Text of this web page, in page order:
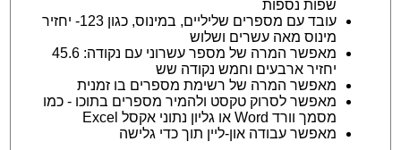
שפות נספות
עובד עם מספרים שליליים, במינוס, כגון 123- יחזיר
מינוס מאה עשרים ושלוש
מאפשר המרה של מספר עשרוני עם נקודה: 45.6
יחזיר ארבעים וחמש נקודה שש
מאפשר המרה של רשימת מספרים בו זמנית
מאפשר לסרוק טקסט ולהמיר מספרים בתוכו - כמו
מסמך וורד Word או גליון נתוני אקסל Excel
מאפשר עבודה און-ליין תוך כדי גלישה